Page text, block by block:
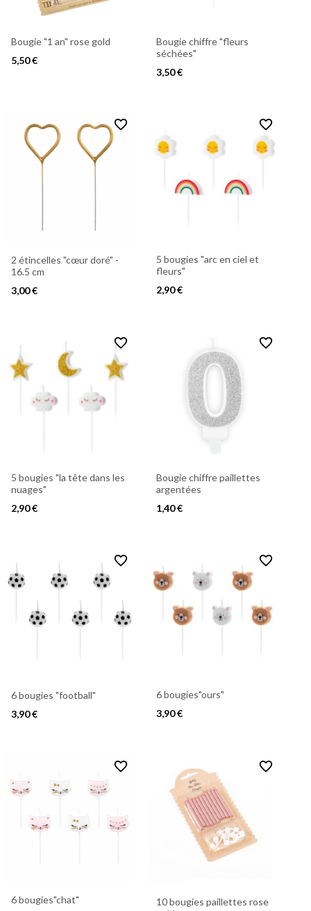
Bougie "1 an" rose gold
5,50 €
Bougie chiffre "fleurs
séchées"
3,50 €
favorite_border
2 étincelles "cœur doré" -
16.5 cm
3,00 €
favorite_border
5 bougies "arc en ciel et
fleurs"
2,90 €
favorite_border
5 bougies "la tête dans les
nuages"
2,90 €
favorite_border
Bougie chiffre paillettes
argentées
1,40 €
favorite_border
6 bougies "football"
3,90 €
favorite_border
6 bougies"ours"
3,90 €
favorite_border
6 bougies"chat"
favorite_border
10 bougies paillettes rose